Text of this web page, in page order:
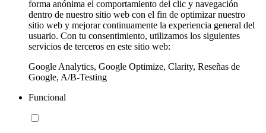
forma anónima el comportamiento del clic y navegación
dentro de nuestro sitio web con el fin de optimizar nuestro
sitio web y mejorar continuamente la experiencia general del
usuario. Con tu consentimiento, utilizamos los siguientes
servicios de terceros en este sitio web:
Google Analytics, Google Optimize, Clarity, Reseñas de
Google, A/B-Testing
Funcional